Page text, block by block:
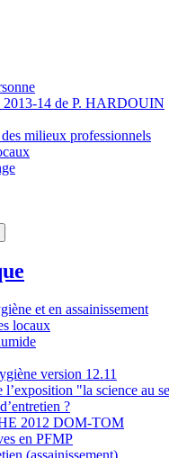
2013-14 de P. HARDOUIN
milieux professionnels
et en assainissement
locaux
version 12.11
l’exposition "la science au
?
2012 DOM-TOM
en PFMP